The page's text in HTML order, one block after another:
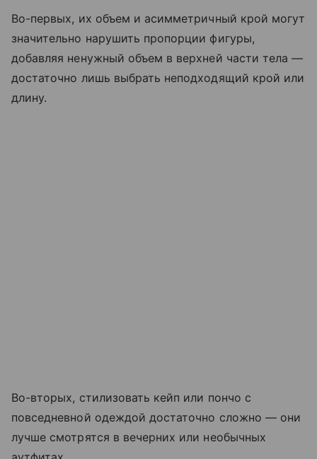
Во-первых, их объем и асимметричный крой могут
значительно нарушить пропорции фигуры,
добавляя ненужный объем в верхней части тела —
достаточно лишь выбрать неподходящий крой или
длину.
Во-вторых, стилизовать кейп или пончо с
повседневной одеждой достаточно сложно — они
лучше смотрятся в вечерних или необычных